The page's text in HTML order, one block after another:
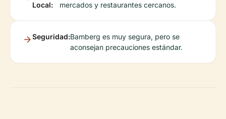
Local:
mercados y restaurantes cercanos.
Seguridad:Bamberg es muy segura, pero se
aconsejan precauciones estándar.